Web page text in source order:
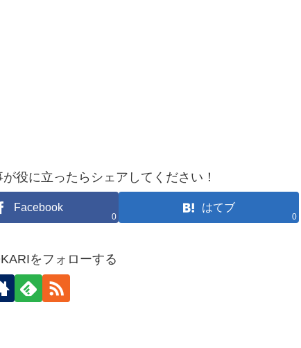
役に立ったらシェアしてください！
Facebook
0
はてブ
0
をフォローする